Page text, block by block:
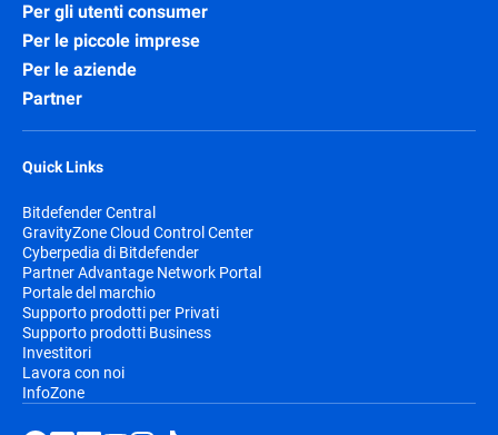
Per gli utenti consumer
Per le piccole imprese
Per le aziende
Partner
Quick Links
Bitdefender Central
GravityZone Cloud Control Center
Cyberpedia di Bitdefender
Partner Advantage Network Portal
Portale del marchio
Supporto prodotti per Privati
Supporto prodotti Business
Investitori
Lavora con noi
InfoZone